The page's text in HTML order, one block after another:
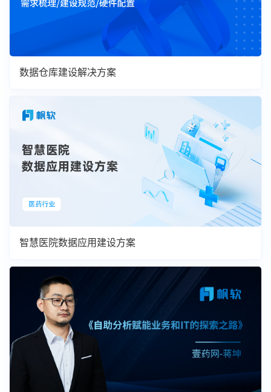
数据仓库建设解决方案
智慧医院数据应用建设方案